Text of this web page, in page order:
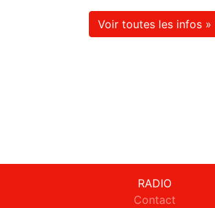
Voir toutes les infos »
RADIO
Contact